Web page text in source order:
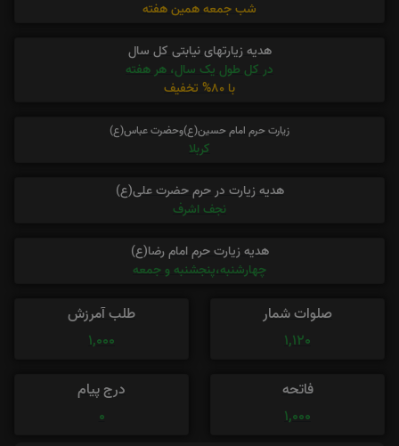
شب جمعه همین هفته
هدیه زیارتهای نیابتی کل سال
در کل طول یک سال، هر هفته
با 80% تخفیف
زیارت حرم امام حسین(ع)وحضرت عباس(ع)
کربلا
هدیه زیارت در حرم حضرت علی(ع)
نجف اشرف
هدیه زیارت حرم امام رضا(ع)
چهارشنبه،پنجشنبه و جمعه
صلوات شمار
1,120
طلب آمرزش
1,000
فاتحه
1,000
درج پیام
0